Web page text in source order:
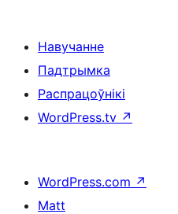
Навучанне
Падтрымка
Распрацоўнікі
WordPress.tv ↗
WordPress.com ↗
Matt